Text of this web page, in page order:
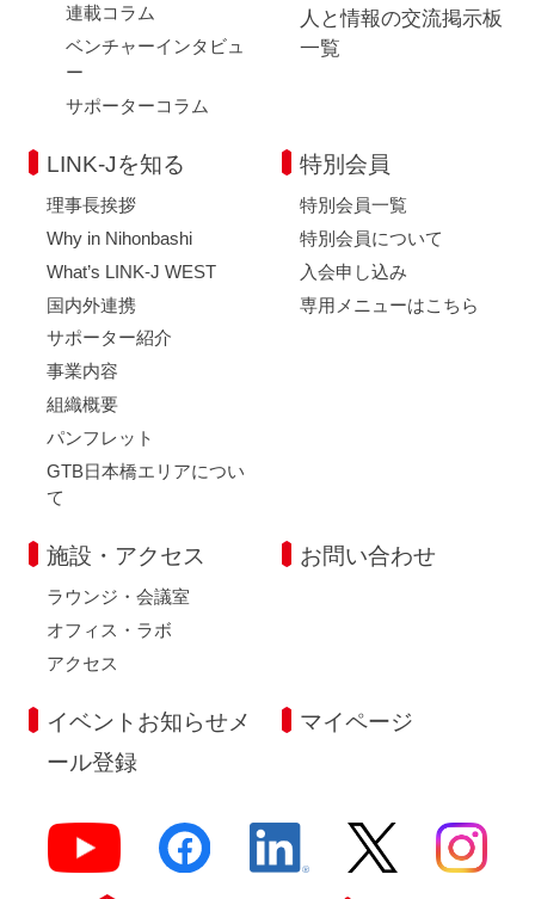
連載コラム
ベンチャーインタビュ
ー
サポーターコラム
人と情報の交流掲示板
一覧
LINK-Jを知る
理事長挨拶
Why in Nihonbashi
What’s LINK-J WEST
国内外連携
サポーター紹介
事業内容
組織概要
パンフレット
GTB日本橋エリアについ
て
特別会員
特別会員一覧
特別会員について
入会申し込み
専用メニューはこちら
施設・アクセス
ラウンジ・会議室
オフィス・ラボ
アクセス
お問い合わせ
イベントお知らせメ
ール登録
マイページ